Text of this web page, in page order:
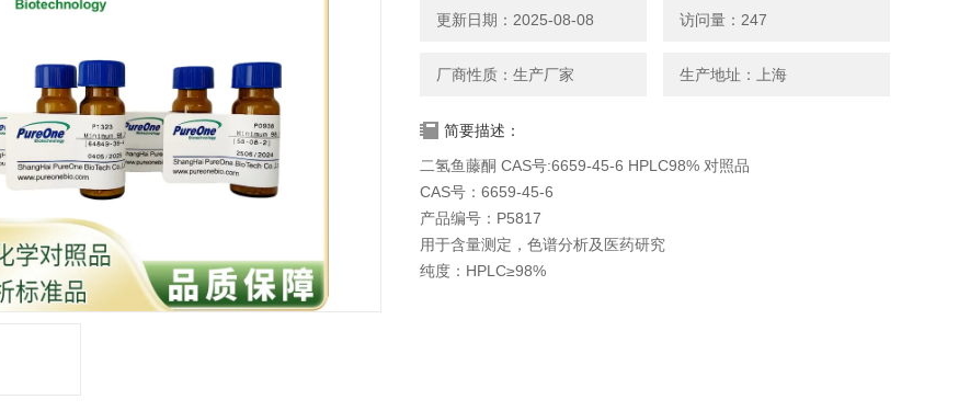
更新日期：2025-08-08 访问量：247
厂商性质：生产厂家 生产地址：上海
简要描述：
二氢鱼藤酮 CAS号:6659-45-6 HPLC98% 对照品
CAS号：6659-45-6
产品编号：P5817
用于含量测定，色谱分析及医药研究
纯度：HPLC≥98%